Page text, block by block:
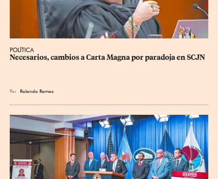
POLÍTICA
Necesarios, cambios a Carta Magna por paradoja en SCJN
Por Rolando Ramos